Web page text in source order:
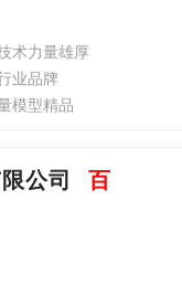
术力量雄厚
业品牌
模型精品
公司 百